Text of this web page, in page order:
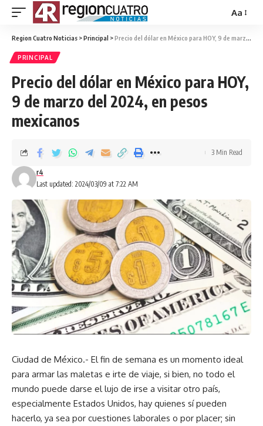
Aa
Region Cuatro Noticias >Principal >Precio del dólar en México para HOY, 9 de marzo del 2024, en pesos mexicanos
PRINCIPAL
Precio del dólar en México para HOY,
9 de marzo del 2024, en pesos
mexicanos
Last updated: 2024/03/09 at 7:22 AM
r4
3 Min Read
Ciudad de México.- El fin de semana es un momento ideal
para armar las maletas e irte de viaje, si bien, no todo el
mundo puede darse el lujo de irse a visitar otro país,
especialmente Estados Unidos, hay quienes sí pueden
hacerlo, ya sea por cuestiones laborales o por placer; sin